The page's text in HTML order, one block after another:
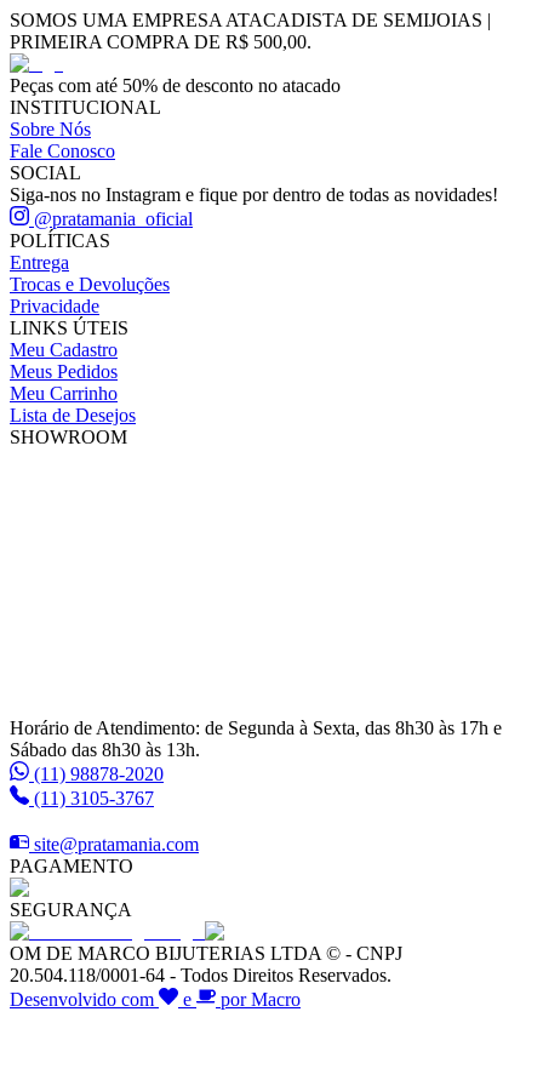
SOMOS UMA EMPRESA ATACADISTA DE SEMIJOIAS |
PRIMEIRA COMPRA DE R$ 500,00.
Peças com até 50% de desconto no atacado
INSTITUCIONAL
Sobre Nós
Fale Conosco
SOCIAL
Siga-nos no Instagram e fique por dentro de todas as novidades!
@pratamania_oficial
POLÍTICAS
Entrega
Trocas e Devoluções
Privacidade
LINKS ÚTEIS
Meu Cadastro
Meus Pedidos
Meu Carrinho
Lista de Desejos
SHOWROOM
Horário de Atendimento: de Segunda à Sexta, das 8h30 às 17h e
Sábado das 8h30 às 13h.
(11) 98878-2020
(11) 3105-3767
site@pratamania.com
PAGAMENTO
SEGURANÇA
OM DE MARCO BIJUTERIAS LTDA © - CNPJ
20.504.118/0001-64 - Todos Direitos Reservados.
Desenvolvido com
e por Macro